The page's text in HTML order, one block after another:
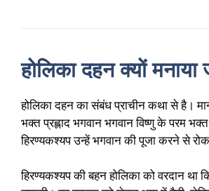
होलिका दहन क्यों मनाया
होलिका दहन का संबंध प्राचीन कथा से है।
भक्त प्रह्लाद भगवानभगवान विष्णुके परम
हिरण्यकश्यप उन्हें भगवान की पूजा करने से
हिरण्यकश्यप की बहन होलिका को वरदान